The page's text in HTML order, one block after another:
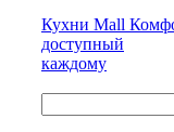
Кухни Mall
доступный
каждому